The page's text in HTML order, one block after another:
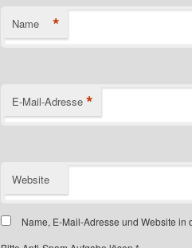
Name *
E-Mail-Adresse *
Website
Name, E-Mail-Adresse und Website